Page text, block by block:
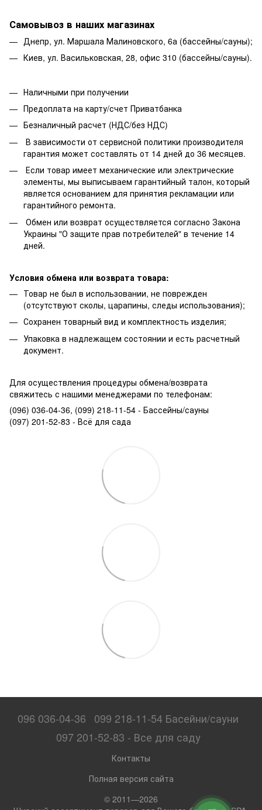
Самовывоз в наших магазинах
Днепр, ул. Маршала Малиновского, 6а (бассейны/сауны);
Киев, ул. Васильковская, 28, офис 310 (бассейны/сауны).
Наличными при получении
Предоплата на карту/счет Приватбанка
Безналичный расчет (НДС/без НДС)
В зависимости от сервисной политики производителя
гарантия может составлять от 14 дней до 36 месяцев.
Если товар имеет механические или электрические
элементы, мы выписываем гарантийный талон, который
является основанием для принятия рекламации или
гарантийного ремонта.
Обмен или возврат осуществляется согласно Закона
Украины "О защите прав потребителей" в течение 14
дней.
Условия обмена или возврата товара:
Товар не был в использовании, не поврежден
(отсутствуют сколы, царапины, следы использования);
Сохранен товарный вид и комплектность изделия;
Упаковка в надлежащем состоянии и есть расчетный
документ.
Для осуществления процедуры обмена/возврата
свяжитесь с нашими менеджерами по телефонам:
(096) 036-04-36, (099) 218-11-54 - Бассейны/сауны
(097) 201-52-83 - Всё для сада
096 036-04-36
099 218-11-54 Басейни/сауни
097 201-52-83 - Все для саду
Контакты
Полная версия сайта
© 2011—2026